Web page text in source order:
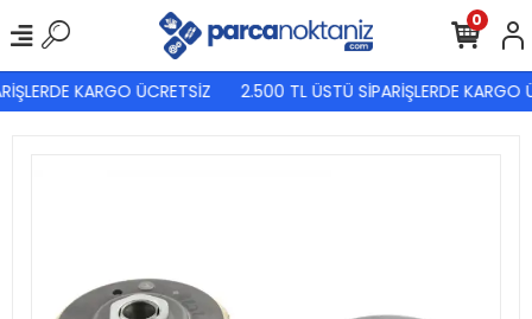
KARGO ÜCRETSİZ 2.500 TL ÜSTÜ SİPARİŞLERDE KARGO
0